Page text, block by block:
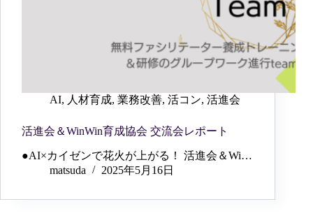
AI, 人材育成, 業務改善, 活コン, 活進会
活進会＆WinWin育成協会 交流会レポート
●AI×カイゼンで花火が上がる！ 活進会＆Wi…
matsuda
2025年5月16日